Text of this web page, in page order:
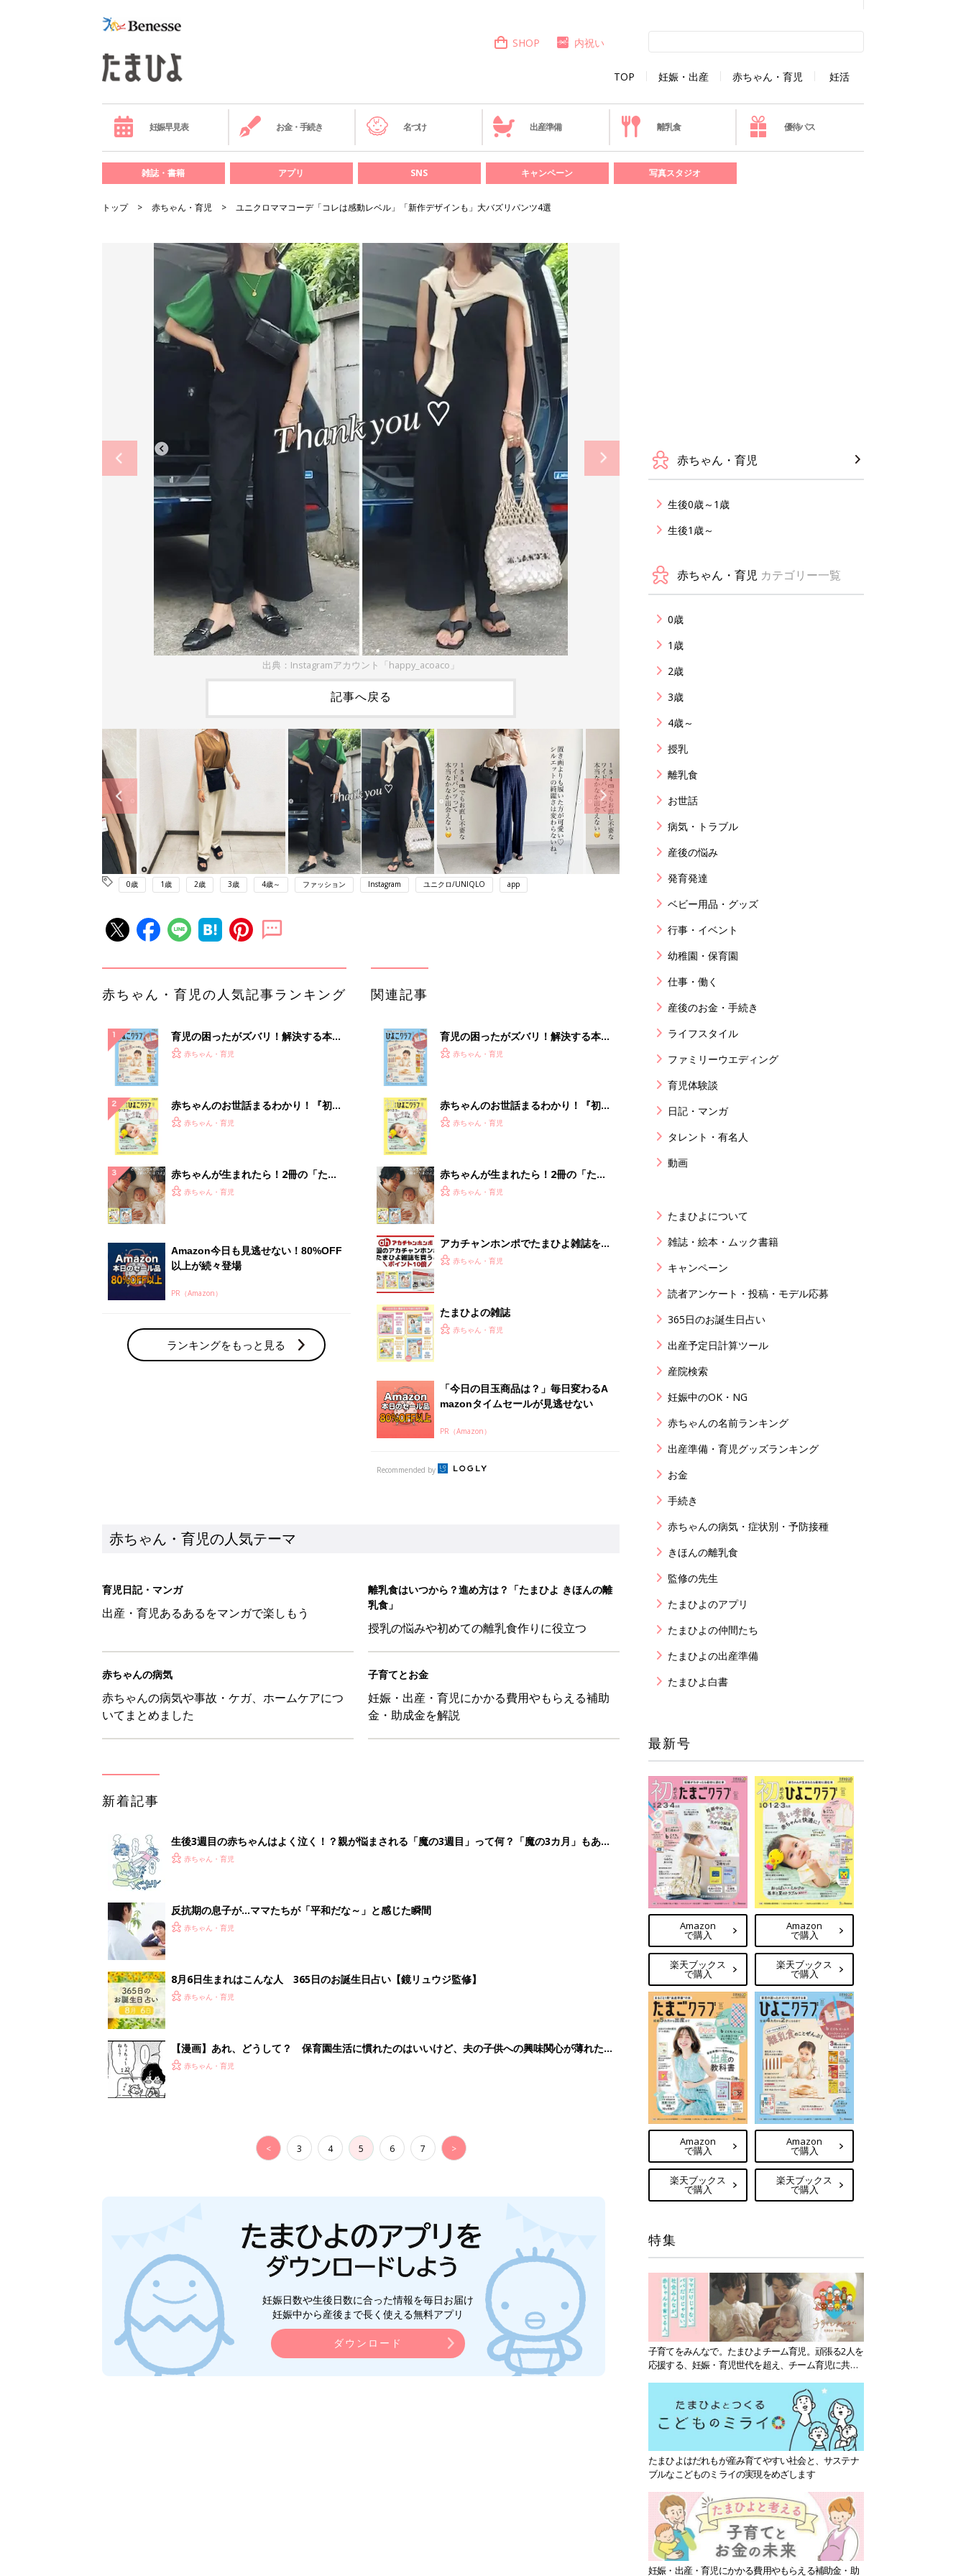
TOP 妊娠・出産 赤ちゃん・育児 妊活
SHOP 内祝い
妊娠早見表 お金・手続き 名づけ 出産準備 離乳食 優待パス
雑誌・書籍 アプリ SNS キャンペーン 写真スタジオ
トップ 赤ちゃん・育児 ユニクロママコーデ「コレは感動レベル」「新作デザインも」大バズリパンツ4選
出典：Instagramアカウント「happy_acoaco」
記事へ戻る
0歳 1歳 2歳 3歳 4歳～ ファッション Instagram ユニクロ/UNIQLO app
赤ちゃん・育児の人気記事ランキング
育児の困ったがズバリ！解決する本
『ひよこクラブ 秋号』 4カ月～2才
赤ちゃん・育児
赤ちゃんのお世話まるわかり！『初め
てのひよこクラブ 夏号』〈巻頭大特
赤ちゃん・育児
赤ちゃんが生まれたら！2冊の「たま
ひよ」
赤ちゃん・育児
Amazon今日も見逃せない！80%OFF
以上が続々登場
PR（Amazon）
ランキングをもっと見る
関連記事
育児の困ったがズバリ！解決する本
『ひよこクラブ 秋号』 4カ月～2才
赤ちゃん・育児
赤ちゃんのお世話まるわかり！『初め
てのひよこクラブ 夏号』〈巻頭大特
赤ちゃん・育児
赤ちゃんが生まれたら！2冊の「たま
ひよ」
赤ちゃん・育児
アカチャンホンポでたまひよ雑誌を買
うとポイント10倍【期間限定】
赤ちゃん・育児
たまひよの雑誌
赤ちゃん・育児
「今日の目玉商品は？」毎日変わるA
mazonタイムセールが見逃せない
PR（Amazon）
Recommended by
赤ちゃん・育児の人気テーマ
育児日記・マンガ
出産・育児あるあるをマンガで楽しもう
離乳食はいつから？進め方は？「たまひよ きほんの離
乳食」
授乳の悩みや初めての離乳食作りに役立つ
赤ちゃんの病気
赤ちゃんの病気や事故・ケガ、ホームケアにつ
いてまとめました
子育てとお金
妊娠・出産・育児にかかる費用やもらえる補助
金・助成金を解説
新着記事
生後3週目の赤ちゃんはよく泣く！？親が悩まされる「魔の3週目」って何？「魔の3カ月」もある
って本当？【専門家】
赤ちゃん・育児
反抗期の息子が...ママたちが「平和だな～」と感じた瞬間
赤ちゃん・育児
8月6日生まれはこんな人 365日のお誕生日占い【鏡リュウジ監修】
赤ちゃん・育児
【漫画】あれ、どうして？ 保育園生活に慣れたのはいいけど、夫の子供への興味関心が薄れた気
がする……！『ふうふう子育て ＃91』
赤ちゃん・育児
< 3 4 5 6 7 >
妊娠日数や生後日数に合った情報を毎日お届け
妊娠中から産後まで長く使える無料アプリ
ダウンロード
赤ちゃん・育児
生後0歳～1歳
生後1歳～
赤ちゃん・育児 カテゴリー一覧
0歳
1歳
2歳
3歳
4歳～
授乳
離乳食
お世話
病気・トラブル
産後の悩み
発育発達
ベビー用品・グッズ
行事・イベント
幼稚園・保育園
仕事・働く
産後のお金・手続き
ライフスタイル
ファミリーウエディング
育児体験談
日記・マンガ
タレント・有名人
動画
たまひよについて
雑誌・絵本・ムック書籍
キャンペーン
読者アンケート・投稿・モデル応募
365日のお誕生日占い
出産予定日計算ツール
産院検索
妊娠中のOK・NG
赤ちゃんの名前ランキング
出産準備・育児グッズランキング
お金
手続き
赤ちゃんの病気・症状別・予防接種
きほんの離乳食
監修の先生
たまひよのアプリ
たまひよの仲間たち
たまひよの出産準備
たまひよ白書
最新号
Amazon
で購入
楽天ブックス
で購入
Amazon
で購入
楽天ブックス
で購入
Amazon
で購入
楽天ブックス
で購入
Amazon
で購入
楽天ブックス
で購入
特集
子育てをみんなで。たまひよチーム育児。頑張る2人を
応援する、妊娠・育児世代を超え、チーム育児に共感
たまひよはだれもが産み育てやすい社会と、サステナ
ブルなこどものミライの実現をめざします
妊娠・出産・育児にかかる費用やもらえる補助金・助